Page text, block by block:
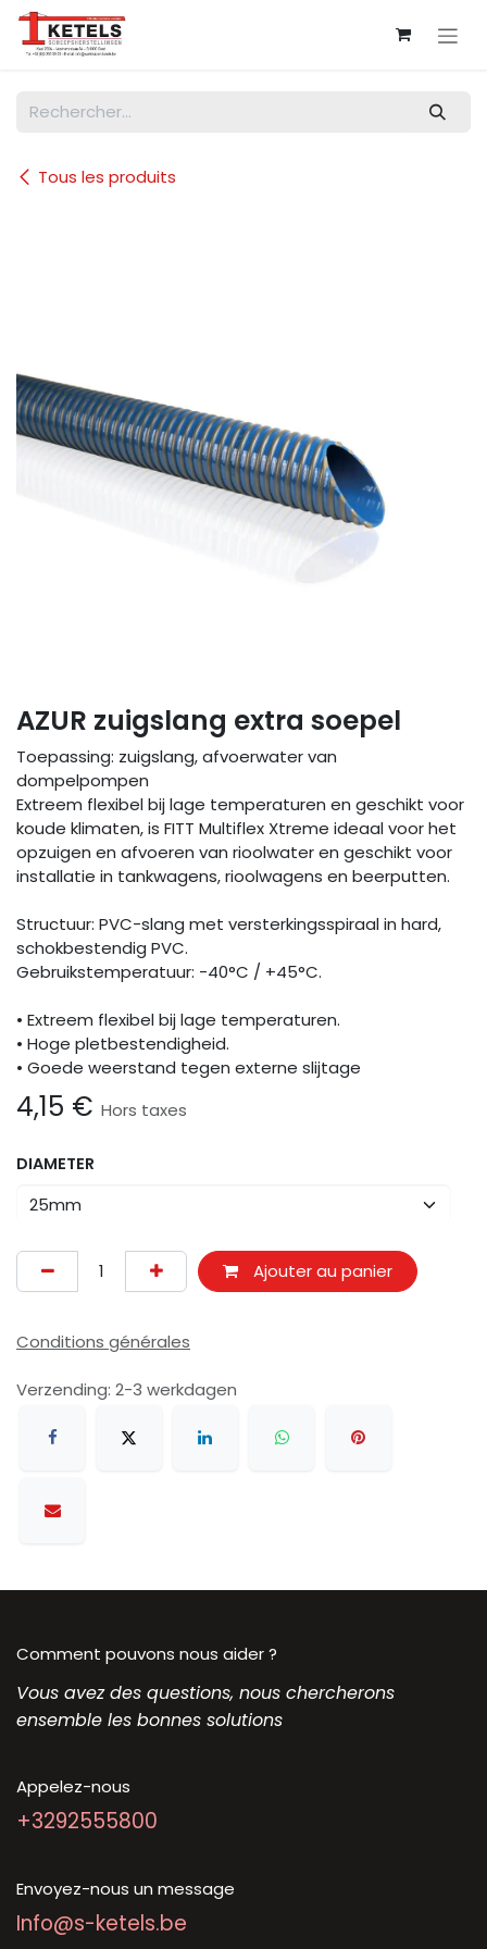
Se rendre au contenu
Tous les produits
AZUR zuigslang extra soepel
Toepassing: zuigslang, afvoerwater van
dompelpompen
Extreem flexibel bij lage temperaturen en geschikt voor
koude klimaten, is FITT Multiflex Xtreme ideaal voor het
opzuigen en afvoeren van rioolwater en geschikt voor
installatie in tankwagens, rioolwagens en beerputten.
Structuur: PVC-slang met versterkingsspiraal in hard,
schokbestendig PVC.
Gebruikstemperatuur: -40°C / +45°C.
• Extreem flexibel bij lage temperaturen.
• Hoge pletbestendigheid.
• Goede weerstand tegen externe slijtage
4,15 € Hors taxes
DIAMETER
Ajouter au panier
Conditions générales
Verzending: 2-3 werkdagen
Comment pouvons nous aider ?
Vous avez des questions, nous chercherons
ensemble les bonnes solutions
Appelez-nous
+3292555800
Envoyez-nous un message
Info@s-ketels.be